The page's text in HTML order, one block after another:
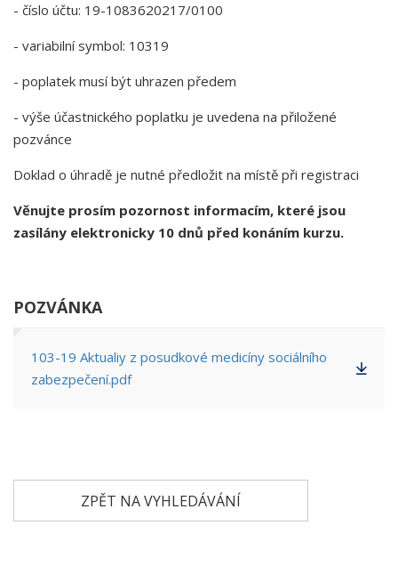
- číslo účtu: 19-1083620217/0100
- variabilní symbol: 10319
- poplatek musí být uhrazen předem
- výše účastnického poplatku je uvedena na přiložené
pozvánce
Doklad o úhradě je nutné předložit na místě při registraci
Věnujte prosím pozornost informacím, které jsou
zasílány elektronicky 10 dnů před konáním kurzu.
POZVÁNKA
103-19 Aktualiy z posudkové medicíny sociálního
zabezpečení.pdf
ZPĚT NA VYHLEDÁVÁNÍ